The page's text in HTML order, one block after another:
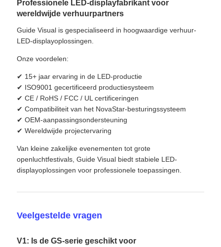
Professionele LED-displayfabrikant voor
wereldwijde verhuurpartners
Guide Visual is gespecialiseerd in hoogwaardige verhuur-
LED-displayoplossingen.
Onze voordelen:
✔ 15+ jaar ervaring in de LED-productie
✔ ISO9001 gecertificeerd productiesysteem
✔ CE / RoHS / FCC / UL certificeringen
✔ Compatibiliteit van het NovaStar-besturingssysteem
✔ OEM-aanpassingsondersteuning
✔ Wereldwijde projectervaring
Van kleine zakelijke evenementen tot grote
openluchtfestivals, Guide Visual biedt stabiele LED-
displayoplossingen voor professionele toepassingen.
Veelgestelde vragen
V1: Is de GS-serie geschikt voor